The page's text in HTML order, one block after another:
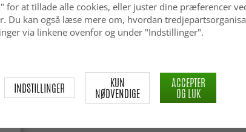
for at tillade alle cookies, eller juster dine præferencer
Du kan også læse mere om, hvordan
via linkene ovenfor og under "Indstillinger".
INDSTILLINGER KUN
NØDVENDIGE
ACCEPTER
OG LUK